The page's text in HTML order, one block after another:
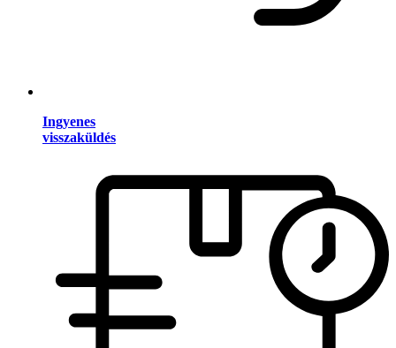
Ingyenes
visszaküldés